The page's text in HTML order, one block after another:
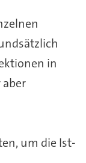
in
um die Ist-